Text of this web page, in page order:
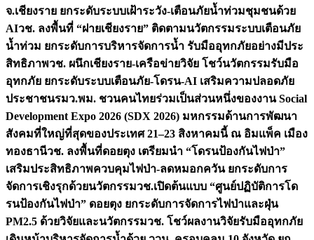
จ.เชียงราย ยกระดับระบบเฝ้าระวัง-เตือนภัยน้ำท่วมชุมชนด้วย
AIวช. ลงพื้นที่ “ฝายเชียงราย” ติดตามนวัตกรรมระบบเตือนภัย
น้ำท่วม ยกระดับการบริหารจัดการน้ำ รับมืออุทกภัยอย่างมีประ
สิทธิภาพวช. ผนึกเชียงราย-เครือข่ายวิจัย โชว์นวัตกรรมรับมือ
อุทกภัย ยกระดับระบบเตือนภัย-โดรน-AI เสริมความปลอดภัย
ประชาชนรมว.พม. ชวนคนไทยร่วมเป็นส่วนหนึ่งของงาน Social
Development Expo 2026 (SDX 2026) มหกรรมด้านการพัฒนา
สังคมที่ใหญ่ที่สุดของประเทศ 21–23 สิงหาคมนี้ ณ อิมแพ็ค เมือง
ทองธานีวช. ลงพื้นที่ดอยตุง เตรียมนำ “โดรนป้องกันไฟป่า”
เสริมประสิทธิภาพควบคุมไฟป่า-ลดหมอกควัน ยกระดับการ
จัดการเชิงรุกด้วยนวัตกรรมวช.เปิดต้นแบบ “ศูนย์ปฏิบัติการโด
รนป้องกันไฟป่า” ดอยตุง ยกระดับการจัดการไฟป่าและฝุ่น
PM2.5 ด้วยวิจัยและนวัตกรรมวช. โชว์ผลงานวิจัยรับมืออุทกภัย